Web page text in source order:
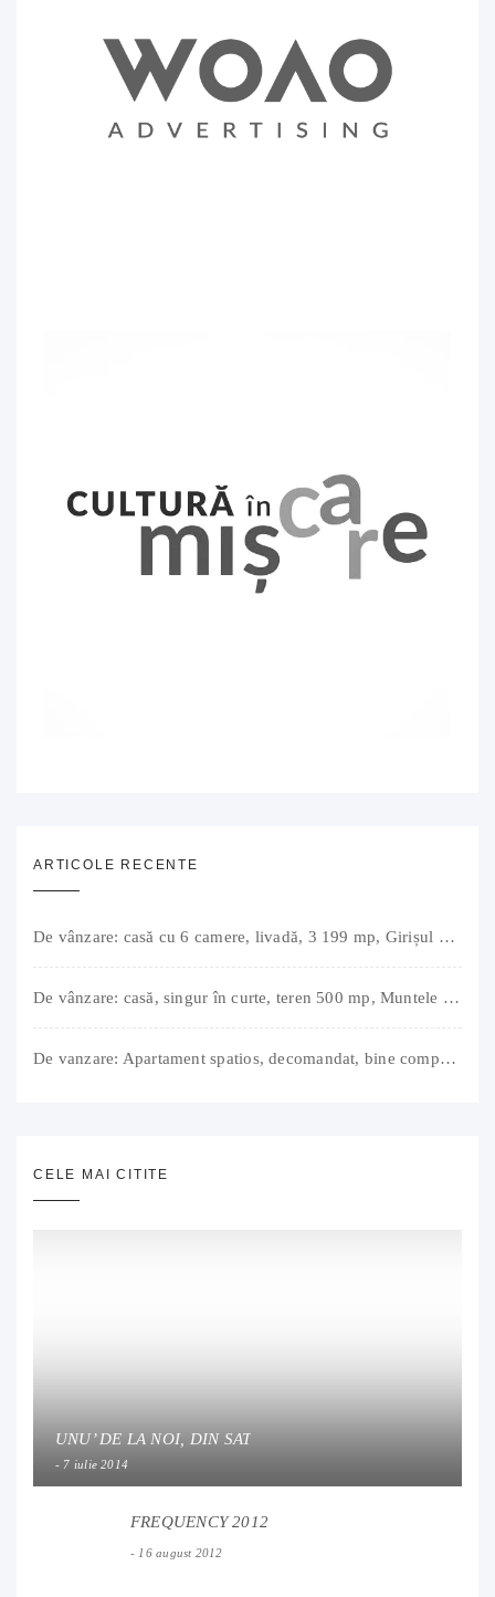
ARTICOLE RECENTE
De vânzare: casă cu 6 camere, livadă, 3 199 mp, Girișul Negru, Bihor, 42 000 Euro. Comision 0.
De vânzare: casă, singur în curte, teren 500 mp, Muntele Găina, Oradea. 157.000 € (negociabil). Comision 0.
De vanzare: Apartament spatios, decomandat, bine compartimentat, 3 camere, 2 bai, bucatarie, suprafață utilă de 64 mp + 3 balcoane (11 mp), strada Barierei, zona Dragos Voda Oradea. 89 500 E (neg). Comision 0
CELE MAI CITITE
UNU’ DE LA NOI, DIN SAT
7 iulie 2014
FREQUENCY 2012
16 august 2012